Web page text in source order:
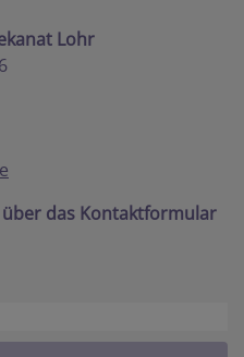
Lohr
das Kontaktformular